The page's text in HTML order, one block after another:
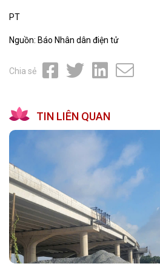
PT
Nguồn: Báo Nhân dân điện tử
Chia sẻ
TIN LIÊN QUAN